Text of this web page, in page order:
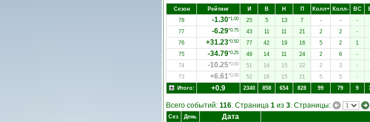
Сезон Рейтинг И В Н П Колл+ Колл- ВC
78
-1.30*1.00 25 5 13 7 - - -
77
-6.29*0.75 43 11 11 21 2 2 -
76
+31.23*0.50 77 42 19 16 5 2 1
75
-34.79*0.25 49 14 11 24 2 6 -
74
-10.25*0.00 51 14 15 22 2 3 -
73
+6.61*0.00 52 16 15 21 5 5 -
Итого:
+0.9 2340 858 654 828 99 79 9
Всего событий: 116. Страница 1 из 3. Страницы:
Сез. День Дата